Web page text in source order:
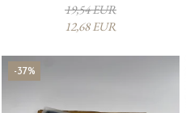
19,54 EUR
12,68 EUR
-37%